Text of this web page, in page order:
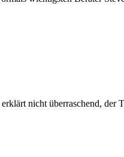
nicht überraschend, der